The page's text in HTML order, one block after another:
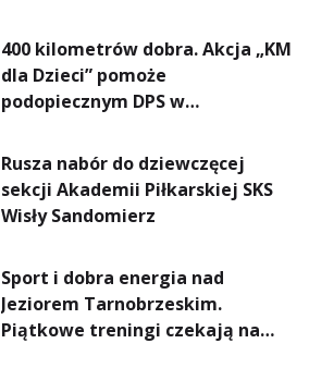
Pieszym „Tam Gdzie Pieprz
Rośnie”
400 kilometrów dobra. Akcja „KM
dla Dzieci” pomoże
podopiecznym DPS w
Rusza nabór do dziewczęcej
sekcji Akademii Piłkarskiej SKS
Wisły Sandomierz
Sport i dobra energia nad
Jeziorem Tarnobrzeskim.
Piątkowe treningi czekają na